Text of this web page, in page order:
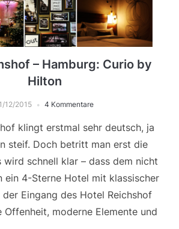
– Hamburg: Curio by
Hilton
12/2015 4 Kommentare
klingt erstmal sehr deutsch, ja
steif. Doch betritt man erst die
schnell klar – dass dem nicht
ein 4-Sterne Hotel mit klassischer
Eingang des Hotel Reichshof
Offenheit, moderne Elemente und